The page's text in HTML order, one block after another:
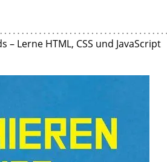
Lerne HTML, CSS und JavaScript